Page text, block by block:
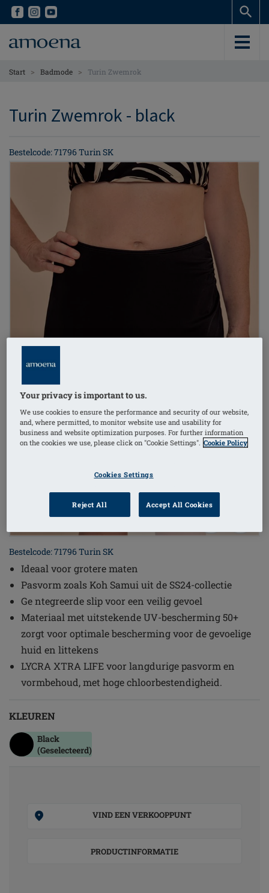
Skip
content
Skip
content
Start > Badmode > Turin Zwemrok
Turin Zwemrok - black
Bestelcode: 71796 Turin SK
1/3
Bestelcode: 71796 Turin SK
Ideaal voor grotere maten
Pasvorm zoals Koh Samui uit de SS24-collectie
Ge ntegreerde slip voor een veilig gevoel
Materiaal met uitstekende UV-bescherming 50+
zorgt voor optimale bescherming voor de gevoelige
huid en littekens
LYCRA XTRA LIFE voor langdurige pasvorm en
vormbehoud, met hoge chloorbestendigheid.
KLEUREN
Black
(Geselecteerd)
VIND EEN VERKOOPPUNT
PRODUCTINFORMATIE
Your privacy is important to us.
We use cookies to ensure the performance and security of our website,
and, where permitted, to monitor website use and usability for
business and website optimization purposes. For further information
on the cookies we use, please click on "Cookie Settings". Cookie Policy
Cookies Settings
Reject All Accept All Cookies